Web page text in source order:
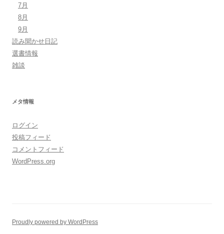
7月
8月
9月
読み聞かせ日記
選書情報
雑談
メタ情報
ログイン
投稿フィード
コメントフィード
WordPress.org
Proudly powered by WordPress